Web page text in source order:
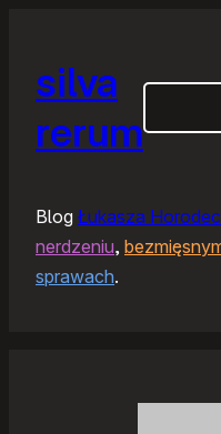
silva
rerum
Blog Łukasza
nerdzeniu,
sprawach.